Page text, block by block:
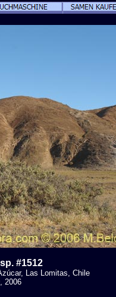
#1512
Las Lomitas, Chile
2006